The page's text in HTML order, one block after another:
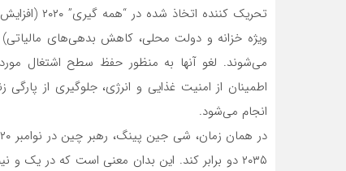
می‌شوند. لغو آنها به منظور حفظ سطح اشتغال
اطمینان از امنیت غذایی و انرژی، جلوگیری از
انجام می‌شود.
۲۰۳۵ دو برابر کند. این بدان معنی است که در یک